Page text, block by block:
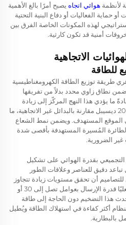
لأنظمة هوائي اتجاه يصبح أمرًا بالغ الأهمية
الفعاليات أو دفاع البنية التحتية
لهذه المكونات الخاصة الفرق بين
أمنية قد تكون كارثية.
الاتجاهية
للطاقة
طريقة توزيع الطاقة الكهرومغناطيسية
نطاق زاوي محدد بدلاً من تفريقها
ما يؤدي هذا النهج المركّز إلى زيادة
القوة المشعّة الفعالة بمقدار 6 إلى 20 ديسيبل مقارنة بالبدائل غير الاتجاهية، ما
الموقع المستهدف. ويضمن نمط الشعاع
المُسيرة المستهدفة بأقصى شدة
غير الضرورية.
التجميعي بقدرة الهوائي على تشكيل
دقيق للعناصر وعلاقات الطور
أن تحقق مستويات زيادة تتجاوز
15 ديسيبل دايسيمتر، مما يضاعف فعليًا قدرة الإرسال بعوامل تصل إلى 30 أو
هذا التضخيم دون الحاجة إلى طاقة
أكثر كفاءة في استهلاك الطاقة ويُطيل
بالبطارية.